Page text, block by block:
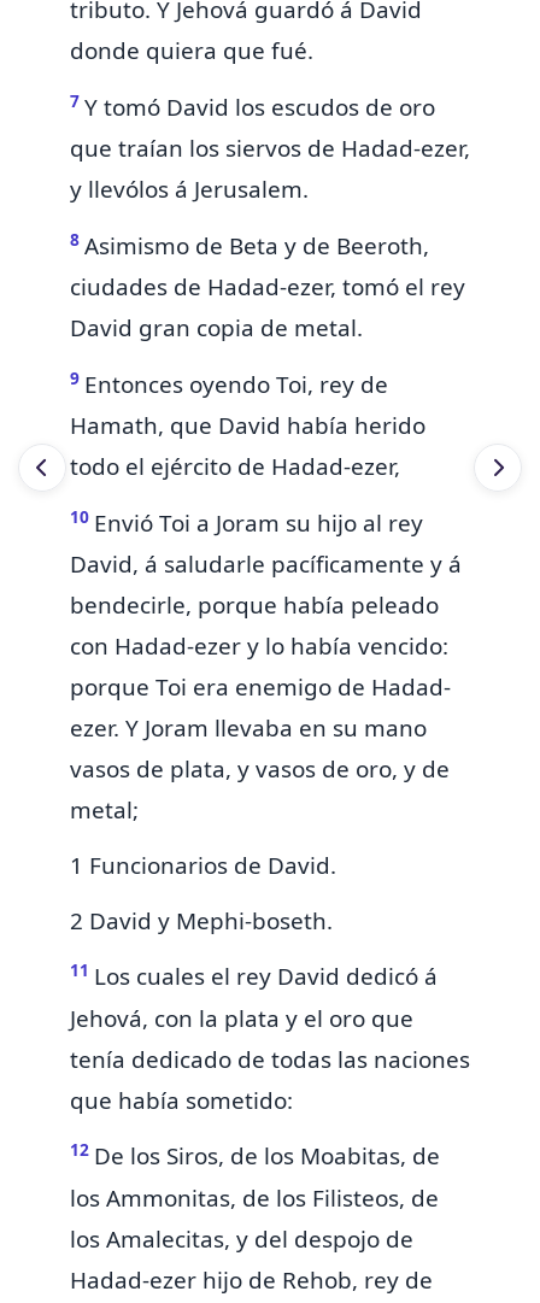
tributo. Y Jehová guardó á David
donde quiera que fué.
7 Y tomó David los escudos de oro
que traían los siervos de Hadad-ezer,
y llevólos á Jerusalem.
8 Asimismo de Beta y de Beeroth,
ciudades de Hadad-ezer, tomó el rey
David gran copia de metal.
9 Entonces oyendo Toi, rey de
Hamath, que David había herido
todo el ejército de Hadad-ezer,
10 Envió Toi a Joram su hijo al rey
David, á saludarle pacíficamente y á
bendecirle, porque había peleado
con Hadad-ezer y lo había vencido:
porque Toi era enemigo de Hadad-
ezer. Y Joram llevaba en su mano
vasos de plata, y vasos de oro, y de
metal;
1 Funcionarios de David.
2 David y Mephi-boseth.
11 Los cuales el rey David dedicó á
Jehová, con la plata y el oro que
tenía dedicado de todas las naciones
que había sometido:
12 De los Siros, de los Moabitas, de
losAmmonitas, de los Filisteos, de
losAmalecitas, y del despojo de
Hadad-ezer hijo de Rehob, rey de